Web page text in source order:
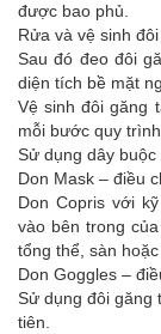
được bao phủ.
Rửa và vệ sinh
Sau đó đeo đôi
diện tích bề mặt
Vệ sinh đôi găng
mỗi bước quy
Sử dụng dây
Don Mask – điều
Don Copris với
vào bên trong
tổng thể, sàn
Don Goggles –
Sử dụng đôi găng
tiên.